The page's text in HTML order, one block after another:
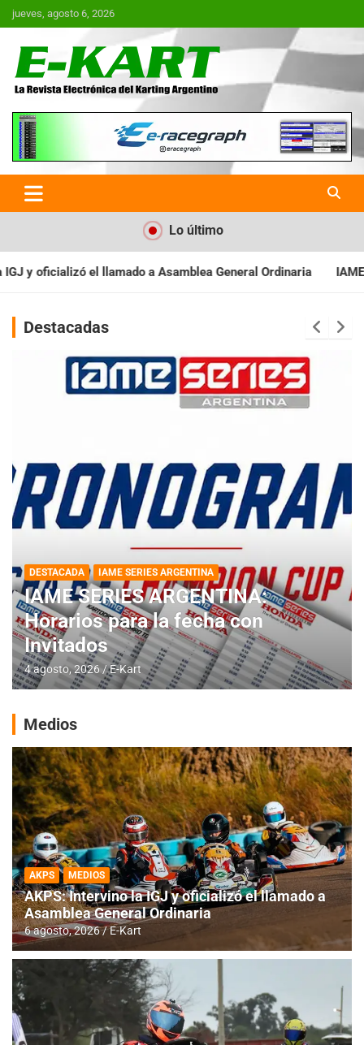
Saltar
al
jueves, agosto 6, 2026
E-Kart.com.ar | La Revista
Electrónica del Karting en
Argentina
Lo último
General Ordinaria IAME SERIES ARGENTINA:
Destacadas
DESTACADA IAME SERIES ARGENTINA
IAME SERIES ARGENTINA:
Horarios para la fecha con
Invitados
4 agosto, 2026 E-Kart
Medios
AKPS MEDIOS
AKPS: Intervino la IGJ y oficializó el llamado a
Asamblea General Ordinaria
6 agosto, 2026 E-Kart